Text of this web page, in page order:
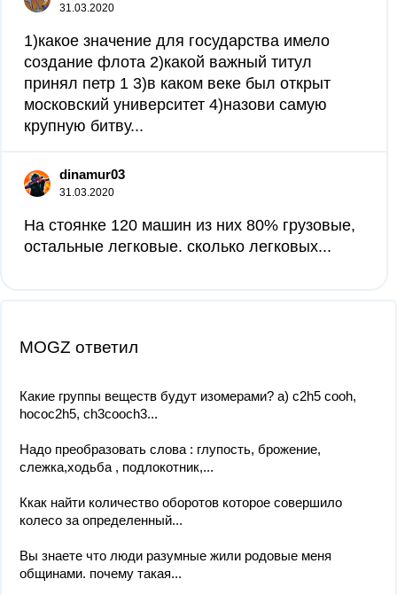
31.03.2020
1)какое значение для государства имело
создание флота 2)какой важный титул
принял петр 1 3)в каком веке был открыт
московский университет 4)назови самую
крупную битву...
dinamur03
31.03.2020
На стоянке 120 машин из них 80% грузовые,
остальные легковые. сколько легковых...
MOGZ ответил
Какие группы веществ будут изомерами? а) c2h5 cooh,
hococ2h5, ch3cooch3...
Надо преобразовать слова : глупость, брожение,
слежка,ходьба , подлокотник,...
Ккак найти количество оборотов которое совершило
колесо за определенный...
Вы знаете что люди разумные жили родовые меня
общинами. почему такая...